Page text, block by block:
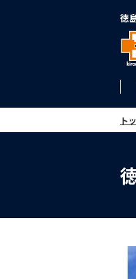
徳
ト